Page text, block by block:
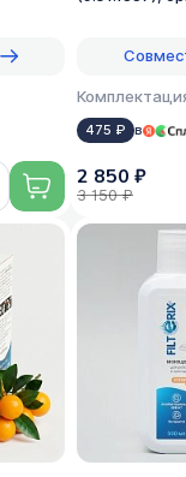
475 ₽ в
2 850 ₽
3 150 ₽